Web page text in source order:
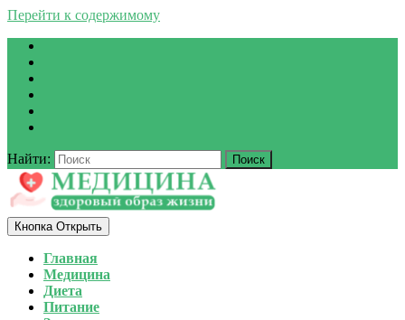
Перейти к содержимому
Найти:
Кнопка Открыть
Главная
Медицина
Диета
Питание